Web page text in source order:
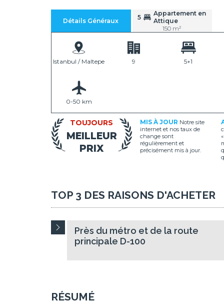
Détails Généraux 5
Appartement en
Attique
150 m²
Istanbul / Maltepe 9 5+1
0-50 km
TOUJOURS
MEILLEUR
PRIX
MIS À JOUR Notre site
internet et nos taux de
change sont
régulièrement et
précisément mis à jour.
TOP 3 DES RAISONS D'ACHETER
Près du métro et de la route
principale D-100
RÉSUMÉ